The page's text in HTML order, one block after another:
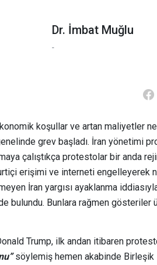
Dr. İmbat Muğlu
-
koşullar ve artan maliyetler
grev başladı. İran yönetimi
çalıştıkça protestolar bir anda
erişimi ve interneti engelleyerek
İran yargısı ayaklanma iddiasıyla
bulundu. Bunlara rağmen gösteriler
Trump, ilk andan itibaren
söylemiş hemen akabinde Birleşik